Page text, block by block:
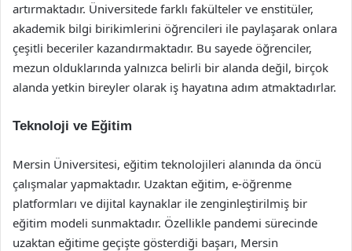
artırmaktadır. Üniversitede farklı fakülteler ve enstitüler,
akademik bilgi birikimlerini öğrencileri ile paylaşarak onlara
çeşitli beceriler kazandırmaktadır. Bu sayede öğrenciler,
mezun olduklarında yalnızca belirli bir alanda değil, birçok
alanda yetkin bireyler olarak iş hayatına adım atmaktadırlar.
Teknoloji ve Eğitim
Mersin Üniversitesi, eğitim teknolojileri alanında da öncü
çalışmalar yapmaktadır. Uzaktan eğitim, e-öğrenme
platformları ve dijital kaynaklar ile zenginleştirilmiş bir
eğitim modeli sunmaktadır. Özellikle pandemi sürecinde
uzaktan eğitime geçişte gösterdiği başarı, Mersin